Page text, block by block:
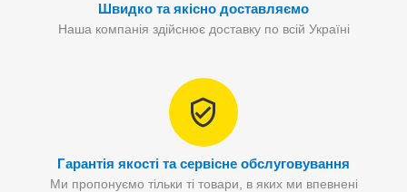
Швидко та якісно доставляємо
Наша компанія здійснює доставку по всій Україні
Гарантія якості та сервісне обслуговування
Ми пропонуємо тільки ті товари, в яких ми впевнені